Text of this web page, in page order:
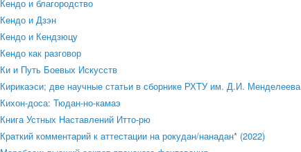
Кендо и благородство
Кендо и Дзэн
Кендо и Кендзюцу
Кендо как разговор
Ки и Путь Боевых Искусств
Кирикаэси; две научные статьи в сборнике РХТУ им. Д.И. Менделеева
Кихон-доса: Тюдан-но-камаэ
Книга Устных Наставлений Итто-рю
Краткий комментарий к аттестации на рокудан/нанадан* (2022)